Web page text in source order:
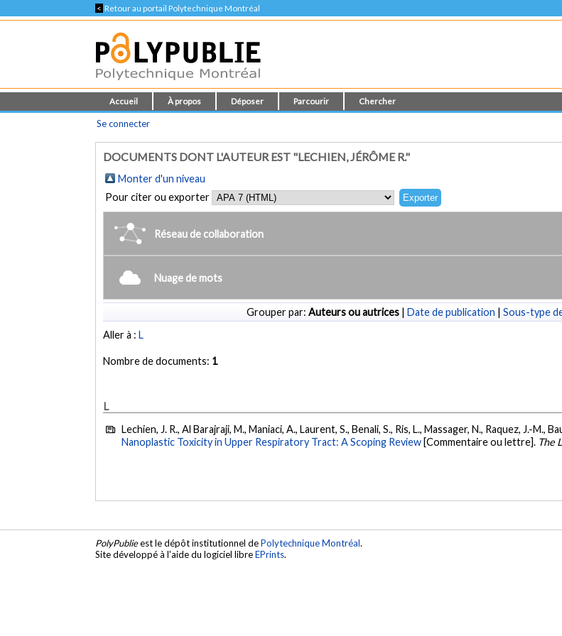
< Retour au portail Polytechnique Montréal
Accueil À propos Déposer Parcourir Chercher
Se connecter
DOCUMENTS DONT L'AUTEUR EST "LECHIEN, JÉRÔME R."
Monter d'un niveau
Pour citer ou exporter
Réseau de collaboration
Nuage de mots
Grouper par: Auteurs ou autrices | Date de publication | Sous-type
Aller à :L
Nombre de documents: 1
L
Lechien, J. R., Al Barajraji, M., Maniaci, A., Laurent, S., Benali, S., Ris, L., Massager, N., Raquez, J.-M.,
Nanoplastic Toxicity in Upper Respiratory Tract: A Scoping Review [Commentaire ou lettre]. The
PolyPublieest le dépôt institutionnel dePolytechnique Montréal.
Site développé à l'aide du logiciel libreEPrints.